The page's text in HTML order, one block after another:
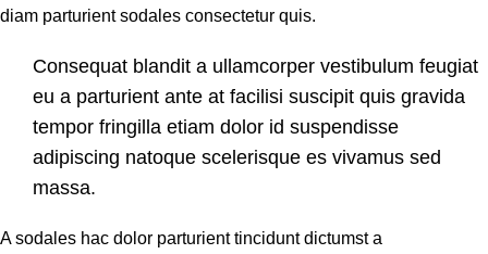
diam parturient sodales consectetur quis.
Consequat blandit a ullamcorper vestibulum feugiat
eu a parturient ante at facilisi suscipit quis gravida
tempor fringilla etiam dolor id suspendisse
adipiscing natoque scelerisque es vivamus sed
massa.
A sodales hac dolor parturient tincidunt dictumst a